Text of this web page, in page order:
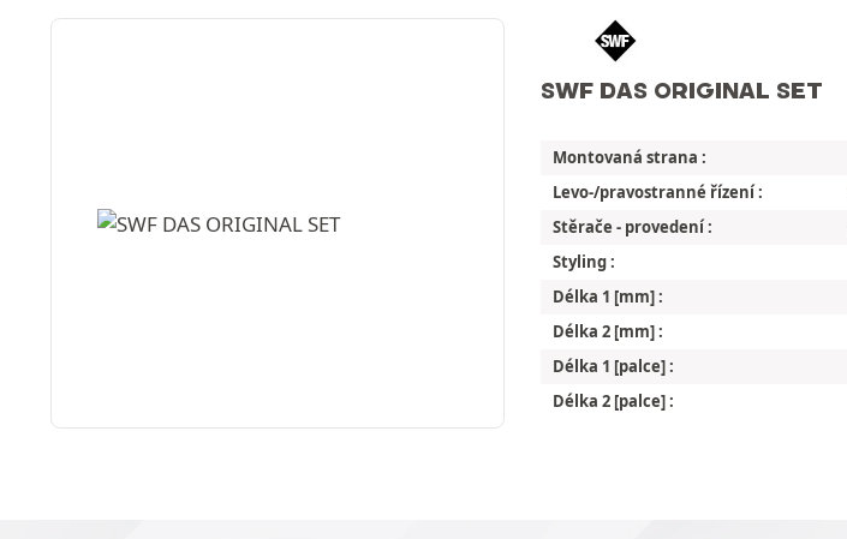
SWF DAS ORIGINAL SET
Montovaná strana :
Levo-/pravostranné řízení :
Stěrače - provedení :
Styling :
Délka 1 [mm] :
Délka 2 [mm] :
Délka 1 [palce] :
Délka 2 [palce] :